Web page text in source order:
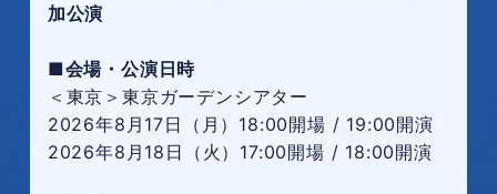
加公演
■会場・公演日時
＜東京＞東京ガーデンシアター
2026年8月17日（月）18:00開場 / 19:00開演
2026年8月18日（火）17:00開場 / 18:00開演